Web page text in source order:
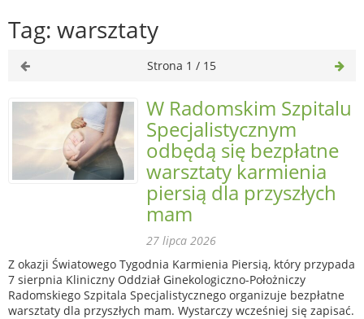
Tag: warsztaty
Strona 1 / 15
W Radomskim Szpitalu
Specjalistycznym
odbędą się bezpłatne
warsztaty karmienia
piersią dla przyszłych
mam
27 lipca 2026
Z okazji Światowego Tygodnia Karmienia Piersią, który przypada
7 sierpnia Kliniczny Oddział Ginekologiczno-Położniczy
Radomskiego Szpitala Specjalistycznego organizuje bezpłatne
warsztaty dla przyszłych mam. Wystarczy wcześniej się zapisać.